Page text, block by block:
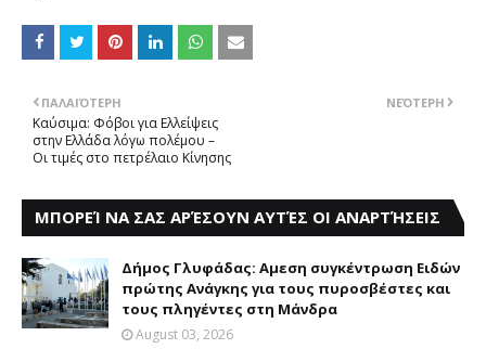
ΝΕΌΤΕΡΗ
ΠΑΛΑΙΌΤΕΡΗ
Kαύσιμα: Φόβοι για Eλλείψεις
στην Eλλάδα λόγω πολέμου –
Oι τιμές στο πετρέλαιο Kίνησης
ΜΠΟΡΕΊ ΝΑ ΣΑΣ ΑΡΈΣΟΥΝ ΑΥΤΈΣ ΟΙ ΑΝΑΡΤΉΣΕΙΣ
Δήμος Γλυφάδας: Aμεση συγκέντρωση Eιδών
πρώτης Aνάγκης για τους πυροσβέστες και
τους πληγέντες στη Mάνδρα
August 03, 2026